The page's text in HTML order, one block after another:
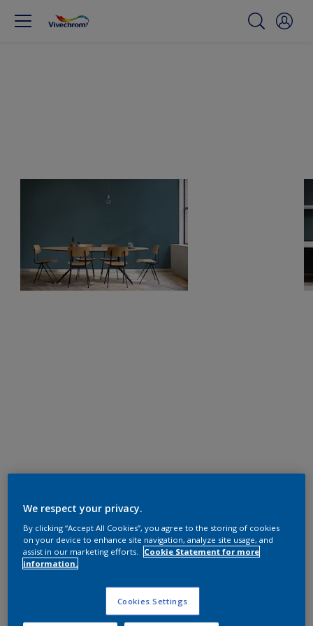
We respect your privacy.
By clicking “Accept All Cookies”, you agree to the storing of cookies
on your device to enhance site navigation, analyze site usage, and
assist in our marketing efforts.
Cookie Statement for more
information.
Cookies Settings